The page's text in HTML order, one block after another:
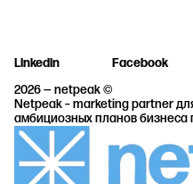
2026 — netpeak ©
Netpeak – marketing partner
амбициозных планов бизнеса
Linkedin Facebook